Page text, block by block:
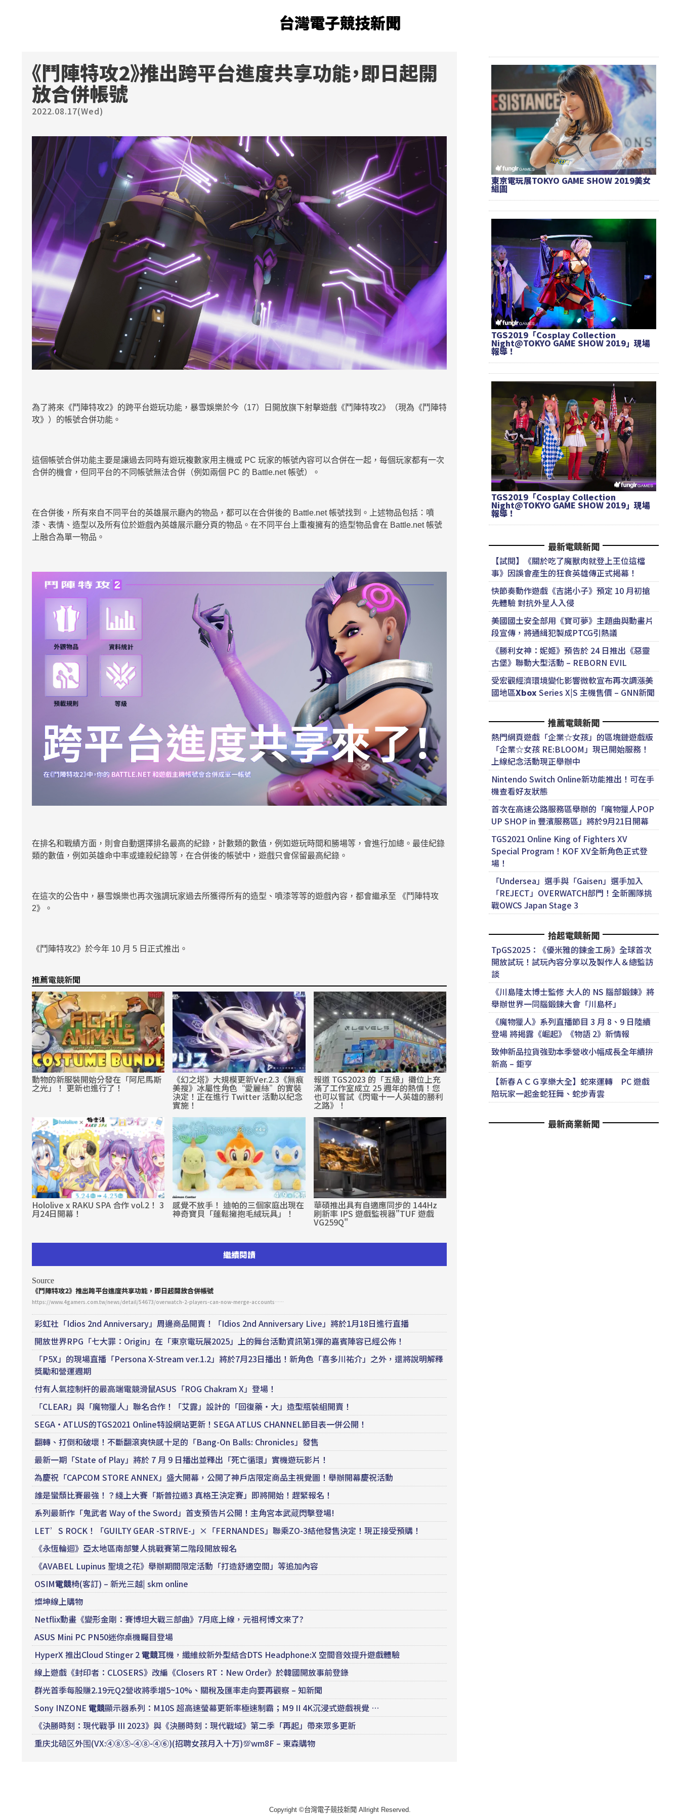
台灣電子競技新聞
《鬥陣特攻2》推出跨平台進度共享功能，即日起開
放合併帳號
2022.08.17(Wed)
為了將來《鬥陣特攻2》的跨平台遊玩功能，暴雪娛樂於今（17）日開放旗下射擊遊戲《鬥陣特攻2》（現為《鬥陣特
攻》）的帳號合併功能。
這個帳號合併功能主要是讓過去同時有遊玩複數家用主機或 PC 玩家的帳號內容可以合併在一起，每個玩家都有一次
合併的機會，但同平台的不同帳號無法合併（例如兩個 PC 的 Battle.net 帳號）。
在合併後，所有來自不同平台的英雄展示廳內的物品，都可以在合併後的 Battle.net 帳號找到。上述物品包括：噴
漆、表情、造型以及所有位於遊戲內英雄展示廳分頁的物品。在不同平台上重複擁有的造型物品會在 Battle.net 帳號
上融合為單一物品。
在排名和戰績方面，則會自動選擇排名最高的紀錄，計數類的數值，例如遊玩時間和勝場等，會進行加總。最佳紀錄
類的數值，例如英雄命中率或連殺紀錄等，在合併後的帳號中，遊戲只會保留最高紀錄。
在這次的公告中，暴雪娛樂也再次強調玩家過去所獲得所有的造型、噴漆等等的遊戲內容，都會繼承至 《鬥陣特攻
2》。
《鬥陣特攻2》於今年 10 月 5 日正式推出。
推薦電競新聞
動物的新服裝開始分發在「阿尼馬斯
之光」！ 更新也進行了！
《幻之塔》大規模更新Ver.2.3《無痕
美搜》冰屬性角色“愛麗絲”的實裝
決定！正在進行 Twitter 活動以紀念
實施！
報道 TGS2023 的「五級」攤位上充
滿了工作室成立 25 週年的熱情！您
也可以嘗試《閃電十一人英雄的勝利
之路》！
Hololive x RAKU SPA 合作 vol.2！ 3
月24日開幕！
感覺不放手！ 迪帕的三個家庭出現在
神奇寶貝「蓬鬆擁抱毛絨玩具」！
華碩推出具有自適應同步的 144Hz
刷新率 IPS 遊戲監視器"TUF 遊戲
VG259Q"
繼續閱讀
Source
《鬥陣特攻2》推出跨平台進度共享功能，即日起開放合併帳號
https://www.4gamers.com.tw/news/detail/54673/overwatch-2-players-can-now-merge-accounts……
彩虹社「Idios 2nd Anniversary」周邊商品開賣！「Idios 2nd Anniversary Live」將於1月18日進行直播
開放世界RPG「七大罪：Origin」在「東京電玩展2025」上的舞台活動資訊第1彈的嘉賓陣容已經公佈！
「P5X」的現場直播「Persona X-Stream ver.1.2」將於7月23日播出！新角色「喜多川祐介」之外，還將說明解釋
獎勵和營運週期
付有人氣控制杆的最高端電競滑鼠ASUS「ROG Chakram X」登場！
「CLEAR」與「魔物獵人」聯名合作！「艾露」設計的「回復藥‧大」造型瓶裝組開賣！
SEGA・ATLUS的TGS2021 Online特設網站更新！SEGA ATLUS CHANNEL節目表一併公開！
翻轉、打倒和破壞！不斷翻滾爽快感十足的「Bang-On Balls: Chronicles」發售
最新一期「State of Play」將於 7 月 9 日播出並釋出「死亡循環」實機遊玩影片！
為慶祝「CAPCOM STORE ANNEX」盛大開幕，公開了神戶店限定商品主視覺圖！舉辦開幕慶祝活動
誰是蠻頹比賽最強！？綫上大賽「斯普拉遁3 真格王決定賽」即將開始！趕緊報名！
系列最新作「鬼武者 Way of the Sword」首支預告片公開！主角宮本武蔵閃擊登場!
LET’S ROCK！「GUILTY GEAR -STRIVE-」×「FERNANDES」聯乘ZO-3結他發售決定！現正接受預購！
《永恆輪迴》亞太地區南部雙人挑戰賽第二階段開放報名
《AVABEL Lupinus 聖境之花》舉辦期間限定活動「打造舒適空間」等追加內容
OSIM電競椅(客訂) – 新光三越| skm online
燦坤線上購物
Netflix動畫《變形金剛：賽博坦大戰三部曲》7月底上線，元祖柯博文來了?
ASUS Mini PC PN50迷你桌機矚目登場
HyperX 推出Cloud Stinger 2電競耳機，纖維紋新外型結合DTS Headphone:X 空間音效提升遊戲體驗
線上遊戲《封印者：CLOSERS》改編《Closers RT：New Order》於韓國開放事前登錄
群光首季每股賺2.19元Q2營收將季增5~10%、關稅及匯率走向要再觀察 – 知新聞
Sony INZONE 電競顯示器系列：M10S 超高速螢幕更新率極速制霸；M9 II 4K沉浸式遊戲視覺 …
《決勝時刻：現代戰爭 III 2023》與《決勝時刻：現代戰域》第二季「再起」帶來眾多更新
重庆北碚区外围(VX:④⑧⑤-④⑧-④⑥)(招聘女孩月入十万)💯wm8F – 東森購物
東京電玩展TOKYO GAME SHOW 2019美女
組圖
TGS2019「Cosplay Collection
Night@TOKYO GAME SHOW 2019」現場
報導！
TGS2019「Cosplay Collection
Night@TOKYO GAME SHOW 2019」現場
報導！
最新電競新聞
【試閱】《關於吃了魔獸肉就登上王位這檔
事》因誤會產生的狂食英雄傳正式揭幕！
快節奏動作遊戲《吉諾小子》預定 10 月初搶
先體驗 對抗外星人入侵
美國國土安全部用《寶可夢》主題曲與動畫片
段宣傳，將通緝犯製成PTCG引熱議
《勝利女神：妮姬》預告於 24 日推出《惡靈
古堡》聯動大型活動 – REBORN EVIL
受宏觀經濟環境變化影響微軟宣布再次調漲美
國地區Xbox Series X|S 主機售價 – GNN新聞
推薦電競新聞
熱門網頁遊戲「企業☆女孩」的區塊鏈遊戲版
「企業☆女孩 RE:BLOOM」現已開始服務！
上線紀念活動現正舉辦中
Nintendo Switch Online新功能推出！可在手
機查看好友狀態
首次在高速公路服務區舉辦的「魔物獵人POP
UP SHOP in 豐濱服務區」將於9月21日開幕
TGS2021 Online King of Fighters XV
Special Program！KOF XV全新角色正式登
場！
「Undersea」選手與「Gaisen」選手加入
「REJECT」OVERWATCH部門！全新團隊挑
戰OWCS Japan Stage 3
拾起電競新聞
TpGS2025：《優米雅的鍊金工房》全球首次
開放試玩！試玩內容分享以及製作人＆總監訪
談
《川島隆太博士監修 大人的 NS 腦部鍛鍊》將
舉辦世界一同腦鍛鍊大會「川島杯」
《魔物獵人》系列直播節目 3 月 8、9 日陸續
登場 將揭露《崛起》《物語 2》新情報
致伸新品拉貨強勁本季營收小幅成長全年續拚
新高 – 鉅亨
【新春ＡＣＧ享樂大全】蛇來運轉 PC 遊戲
陪玩家一起金蛇狂舞、蛇步青雲
最新商業新聞
Copyright ©台灣電子競技新聞 Allright Reserved.